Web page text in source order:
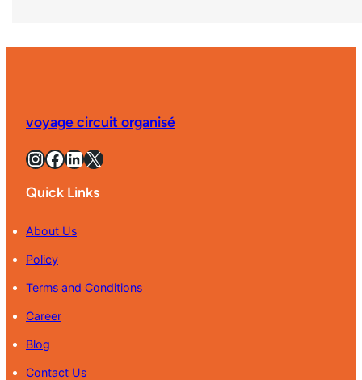
voyage circuit organisé
InstagramFacebook LinkedIn X
Quick Links
About Us
Policy
Terms and Conditions
Career
Blog
Contact Us